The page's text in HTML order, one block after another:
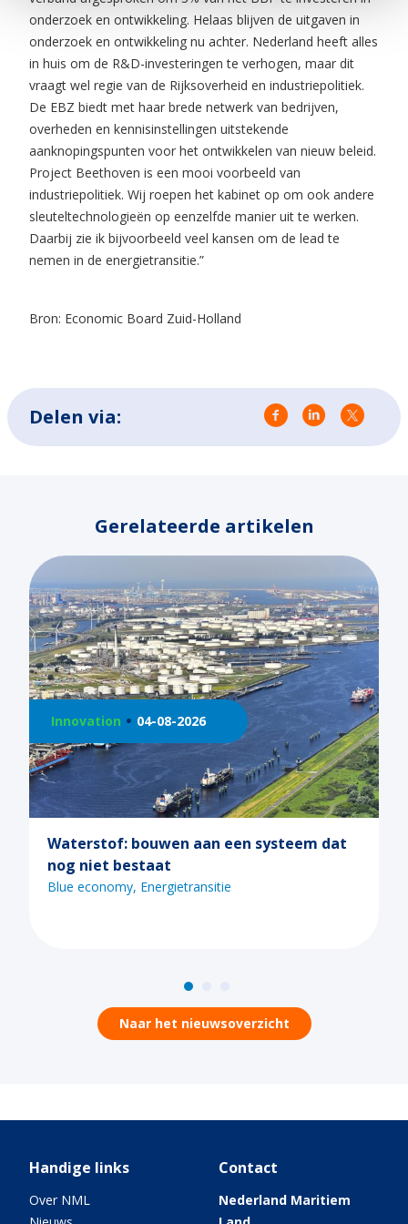
onderzoek en ontwikkeling. Helaas blijven de uitgaven in
onderzoek en ontwikkeling nu achter. Nederland heeft alles
in huis om de R&D-investeringen te verhogen, maar dit
vraagt wel regie van de Rijksoverheid en industriepolitiek.
De EBZ biedt met haar brede netwerk van bedrijven,
overheden en kennisinstellingen uitstekende
aanknopingspunten voor het ontwikkelen van nieuw beleid.
Project Beethoven is een mooi voorbeeld van
industriepolitiek. Wij roepen het kabinet op om ook andere
sleuteltechnologieën op eenzelfde manier uit te werken.
Daarbij zie ik bijvoorbeeld veel kansen om de lead te
nemen in de energietransitie.”
Bron: Economic Board Zuid-Holland
Delen via:
Gerelateerde artikelen
dat
Innovation 21-07-2026
Ontdek de mogelijkheden van Call
tijdens een van de Maritiem
webinars
Naar het nieuwsoverzicht
Handige links
Over NML
Contact
Nederland Maritiem